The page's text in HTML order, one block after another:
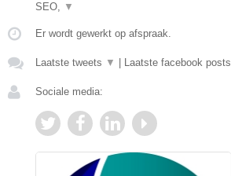
SEO, ▼
Er wordt gewerkt op afspraak.
Laatste tweets ▼ Laatste facebook posts
Sociale media: